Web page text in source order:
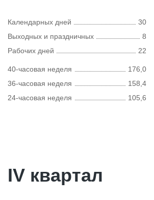
Календарных дней
30
Выходных и праздничных
8
Рабочих дней
22
40-часовая неделя
176,0
36-часовая неделя
158,4
24-часовая неделя
105,6
IV квартал